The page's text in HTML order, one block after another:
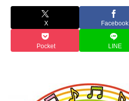
X Facebook
Pocket LINE